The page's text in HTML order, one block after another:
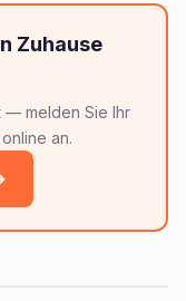
Zuhause
— melden Sie Ihr
an.